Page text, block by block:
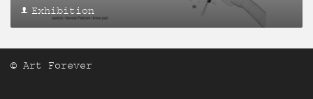
Exhibition
© Art Forever